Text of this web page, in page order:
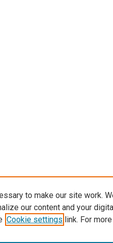
to make our site work.
our content and your
Cookie settings link. For